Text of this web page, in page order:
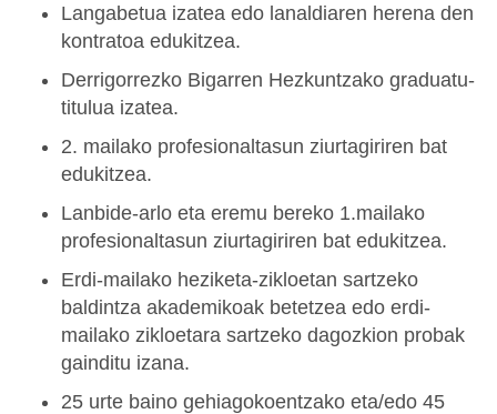
Langabetua izatea edo lanaldiaren herena den
kontratoa edukitzea.
Derrigorrezko Bigarren Hezkuntzako graduatu-
titulua izatea.
2. mailako profesionaltasun ziurtagiriren bat
edukitzea.
Lanbide-arlo eta eremu bereko 1.mailako
profesionaltasun ziurtagiriren bat edukitzea.
Erdi-mailako heziketa-zikloetan sartzeko
baldintza akademikoak betetzea edo erdi-
mailako zikloetara sartzeko dagozkion probak
gainditu izana.
25 urte baino gehiagokoentzako eta/edo 45